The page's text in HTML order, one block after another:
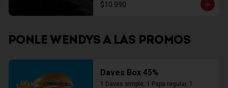
$10.990
PONLE WENDYS A LAS PROMOS
Daves Box 45%
1 Daves simple, 1 Papa regular, 1